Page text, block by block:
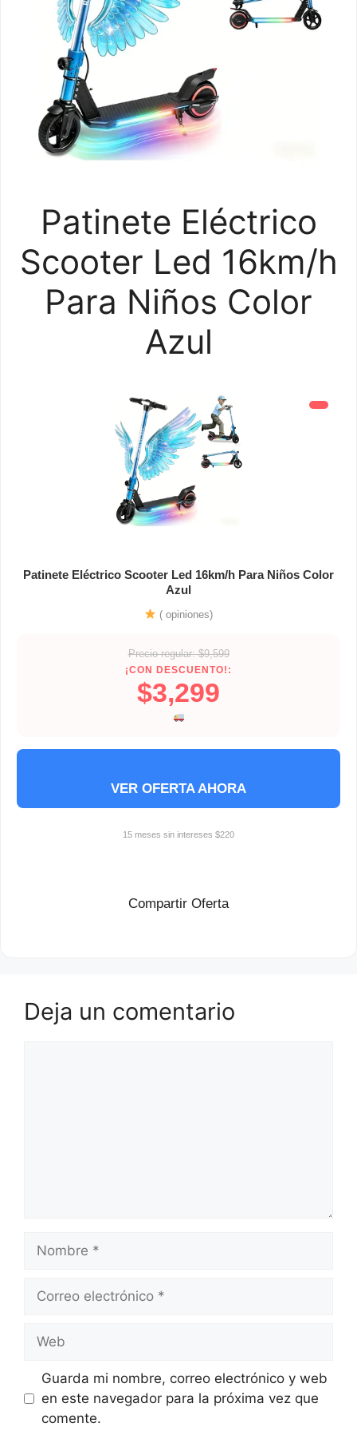
Patinete Eléctrico
Scooter Led 16km/h
Para Niños Color
Azul
Patinete Eléctrico Scooter Led 16km/h Para Niños Color
Azul
( opiniones)
Precio regular: $9,599
¡CON DESCUENTO!:
$3,299
VER OFERTA AHORA
15 meses sin intereses $220
Compartir Oferta
Deja un comentario
Nombre
Correo
Web
Guarda mi nombre, correo electrónico y web
en este navegador para la próxima vez que
comente.